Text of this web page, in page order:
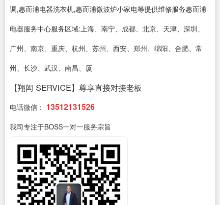
调,惠而浦电器洗衣机,惠而浦微波炉小家电等提供维修服务惠而浦
电器服务中心服务区域:上海、南宁、成都、北京、天津、深圳、
广州、南京、重庆、杭州、苏州、西安、郑州、绵阳、合肥、常
州、长沙、武汉、南昌、厦
【翔闳 SERVICE】尊享直接对接老板
电话微信： 13512131526
我司专注于BOSS一对一服务宗旨